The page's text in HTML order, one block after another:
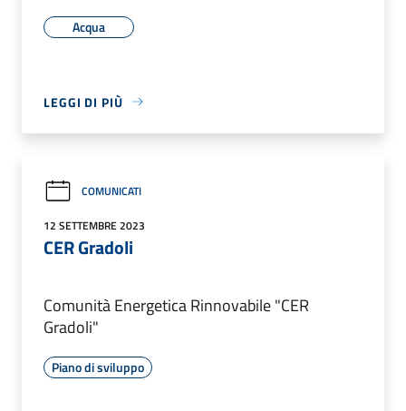
Acqua
LEGGI DI PIÙ
COMUNICATI
12 SETTEMBRE 2023
CER Gradoli
Comunità Energetica Rinnovabile "CER
Gradoli"
Piano di sviluppo